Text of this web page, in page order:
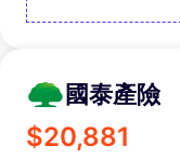
國泰產險
$20,881